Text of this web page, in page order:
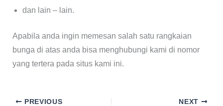
dan lain – lain.
Apabila anda ingin memesan salah satu rangkaian
bunga di atas anda bisa menghubungi kami di nomor
yang tertera pada situs kami ini.
PREVIOUS NEXT